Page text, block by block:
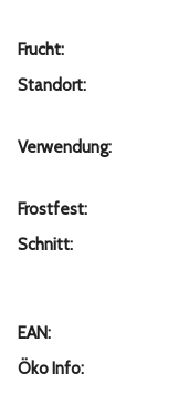
Frucht:
Standort:
Verwendung:
Frostfest:
Schnitt:
EAN:
Öko Info: